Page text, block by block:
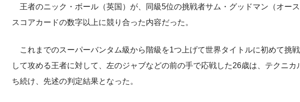
王者のニック・ボール（英国）が、同級5位の挑戦者サム・グッドマン（オー
スコアカードの数字以上に競り合った内容だった。
これまでのスーパーバンタム級から階級を1つ上げて世界タイトルに初めて挑
して攻める王者に対して、左のジャブなどの前の手で応戦した26歳は、テクニ
ち続け、先述の判定結果となった。